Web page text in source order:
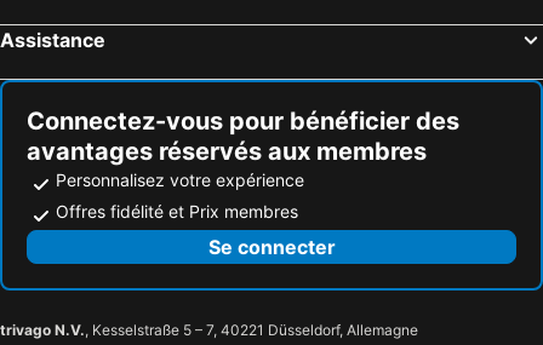
Assistance
Connectez-vous pour bénéficier des
avantages réservés aux membres
Personnalisez votre expérience
Offres fidélité et Prix membres
Se connecter
trivago N.V., Kesselstraße 5 – 7, 40221 Düsseldorf, Allemagne